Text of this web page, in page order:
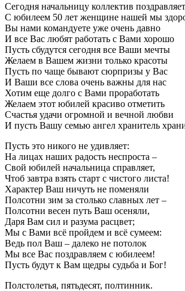
Сегодня начальницу коллектив поздравляет
С юбилеем 50 лет женщине нашей мы
Вы нами командуете уже очень давно
И все Вас любят работать с Вами хорошо
Пусть сбудутся сегодня все Ваши мечты
Желаем в Вашем жизни только красоты
Пусть по чаще бывают сюрпризы у Вас
И Ваши все слова очень важны для нас
Хотим еще долго с Вами проработать
Желаем этот юбилей красиво отметить
Счастья удачи огромной и вечной любви
И пусть Вашу семью ангел хранитель
Пусть это никого не удивляет:
На лицах наших радость неспроста –
Свой юбилей начальница справляет,
Чтоб завтра взять старт с чистого листа!
Характер Ваш ничуть не поменяли
Полсотни зим за столько славных лет –
Полсотни весен путь Ваш осеняли,
Даря Вам сил и разума расцвет;
Мы с Вами всё пройдем и всё сумеем:
Ведь пол Ваш – далеко не потолок
Мы все Вас поздравляем с юбилеем!
Пусть будут к Вам щедры судьба и Бог!
Полстолетья, пятьдесят, полтинник.